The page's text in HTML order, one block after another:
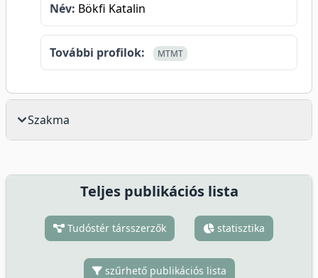
Név: Bökfi Katalin
További profilok: MTMT
Szakma
Teljes publikációs lista
Tudóstér társszerzők statisztika
szűrhető publikációs lista